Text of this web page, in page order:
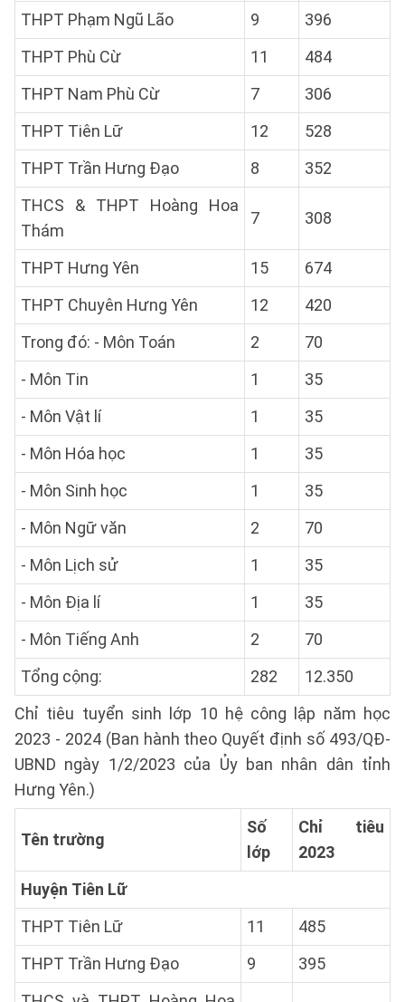
THPT Phạm Ngũ Lão
9
396
THPT Phù Cừ
11
484
THPT Nam Phù Cừ
7
306
THPT Tiên Lữ
12
528
THPT Trần Hưng Đạo
8
352
THCS & THPT Hoàng Hoa
Thám
7 308
THPT Hưng Yên 15
674
THPT Chuyên Hưng Yên
12
420
Trong đó: - Môn Toán
2
70
- Môn Tin
1
35
- Môn Vật lí
1
35
- Môn Hóa học
1
35
- Môn Sinh học
1
35
- Môn Ngữ văn
2
70
- Môn Lịch sử
1
35
- Môn Địa lí
1
35
- Môn Tiếng Anh
2
70
Tổng cộng:
282
12.350
Chỉ tiêu tuyển sinh lớp 10 hệ công lập năm học
2023 - 2024 (Ban hành theo Quyết định số 493/QĐ-
UBND ngày 1/2/2023 của Ủy ban nhân dân tỉnh
Hưng Yên.)
Tên trường
Số
lớp
Chỉ tiêu
2023
Huyện Tiên Lữ
THPT Tiên Lữ
11
485
THPT Trần Hưng Đạo
9
395